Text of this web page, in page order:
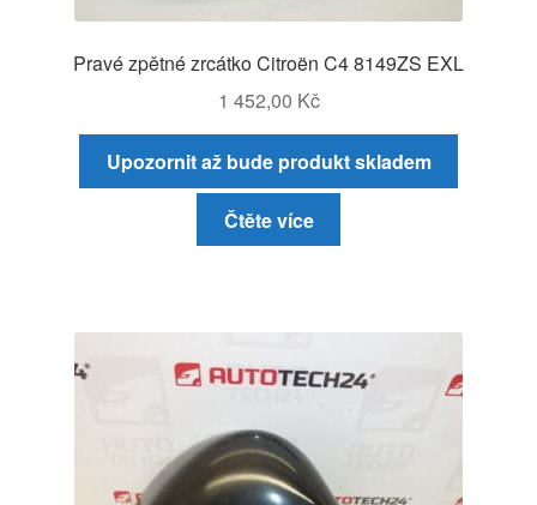
Pravé zpětné zrcátko Citroën C4 8149ZS EXL
1 452,00 Kč
Upozornit až bude produkt skladem
Čtěte více